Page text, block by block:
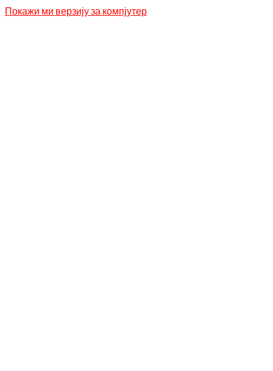
Покажи ми верзију за компјутер